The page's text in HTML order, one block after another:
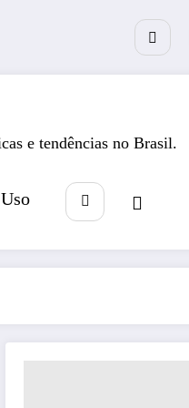
e tendências no Brasil.